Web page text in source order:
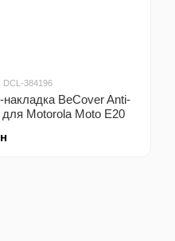
DCL-384196
BeCover Anti-
Motorola Moto E20